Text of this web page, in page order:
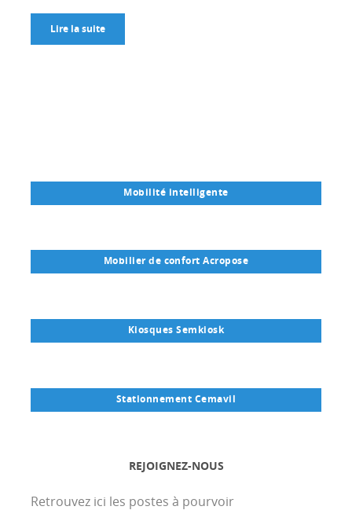
Lire la suite
Mobilité intelligente
Mobilier de confort Acropose
Kiosques Semkiosk
Stationnement Cemavil
REJOIGNEZ-NOUS
Retrouvez ici les postes à pourvoir